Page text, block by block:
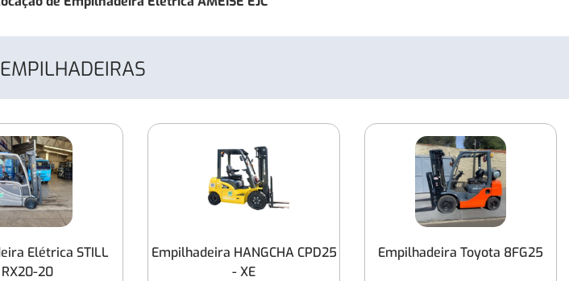
Empilhadeiras
1.800 kg
Empilhadeiras Capacidade de Carga até
2.500 kg
Empilhadeiras Capacidade de Carga até
7.000 kg
Empilhadeiras Capacidade de Carga de
1250 Kg
Elétrica STILL
RX20-20
Empilhadeira HANGCHA CPD25
- XE
Empilhadeira Toyota 8FG25